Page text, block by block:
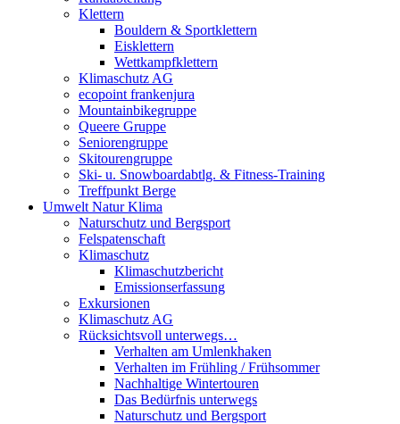
Klettern
Bouldern & Sportklettern
Eisklettern
Wettkampfklettern
Klimaschutz AG
ecopoint frankenjura
Mountainbikegruppe
Queere Gruppe
Seniorengruppe
Skitourengruppe
Ski- u. Snowboardabtlg. & Fitness-Training
Treffpunkt Berge
Umwelt Natur Klima
Naturschutz und Bergsport
Felspatenschaft
Klimaschutz
Klimaschutzbericht
Emissionserfassung
Exkursionen
Klimaschutz AG
Rücksichtsvoll unterwegs…
Verhalten am Umlenkhaken
Verhalten im Frühling / Frühsommer
Nachhaltige Wintertouren
Das Bedürfnis unterwegs
Naturschutz und Bergsport